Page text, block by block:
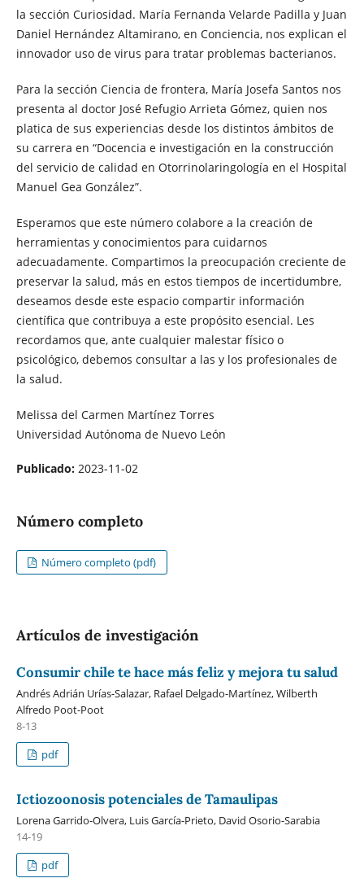
la sección Curiosidad. María Fernanda Velarde Padilla y Juan
Daniel Hernández Altamirano, en Conciencia, nos explican el
innovador uso de virus para tratar problemas bacterianos.
Para la sección Ciencia de frontera, María Josefa Santos nos
presenta al doctor José Refugio Arrieta Gómez, quien nos
platica de sus experiencias desde los distintos ámbitos de
su carrera en “Docencia e investigación en la construcción
del servicio de calidad en Otorrinolaringología en el Hospital
Manuel Gea González”.
Esperamos que este número colabore a la creación de
herramientas y conocimientos para cuidarnos
adecuadamente. Compartimos la preocupación creciente de
preservar la salud, más en estos tiempos de incertidumbre,
deseamos desde este espacio compartir información
científica que contribuya a este propósito esencial. Les
recordamos que, ante cualquier malestar físico o
psicológico, debemos consultar a las y los profesionales de
la salud.
Melissa del Carmen Martínez Torres
Universidad Autónoma de Nuevo León
Publicado: 2023-11-02
Número completo
Número completo (pdf)
Artículos de investigación
Consumir chile te hace más feliz y mejora tu salud
Andrés Adrián Urías-Salazar, Rafael Delgado-Martínez, Wilberth
Alfredo Poot-Poot
8-13
pdf
Ictiozoonosis potenciales de Tamaulipas
Lorena Garrido-Olvera, Luis García-Prieto, David Osorio-Sarabia
14-19
pdf